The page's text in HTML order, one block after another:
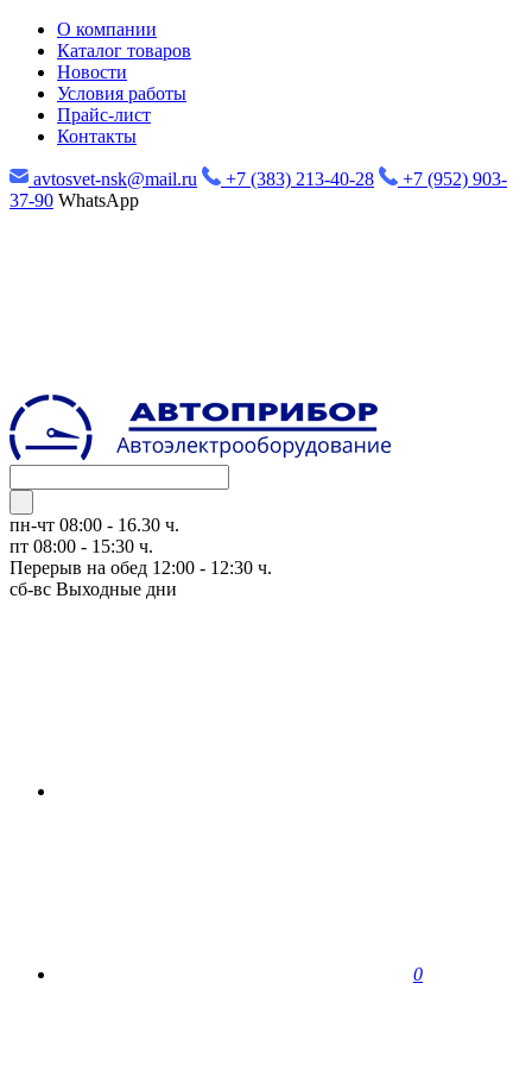
О компании
Каталог товаров
Новости
Условия работы
Прайс-лист
Контакты
avtosvet-nsk@mail.ru +7 (383) 213-40-28
+7 (952) 903-
37-90 WhatsApp
пн-чт 08:00 - 16.30 ч.
пт 08:00 - 15:30 ч.
Перерыв на обед 12:00 - 12:30 ч.
сб-вс Выходные дни
0